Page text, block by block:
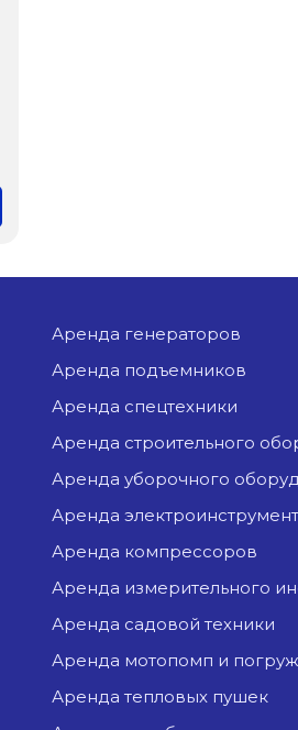
аренда генераторов
аренда подъемников
аренда спецтехники
аренда строительного
аренда уборочного
аренда
аренда компрессоров
аренда измерительного
аренда садовой техники
аренда мотопомп и
аренда тепловых пушек